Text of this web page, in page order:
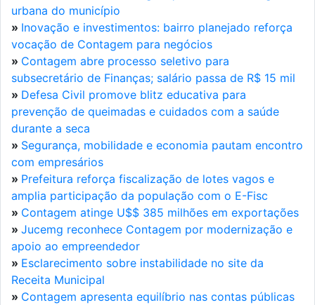
urbana do município
» Inovação e investimentos: bairro planejado reforça
vocação de Contagem para negócios
» Contagem abre processo seletivo para
subsecretário de Finanças; salário passa de R$ 15 mil
» Defesa Civil promove blitz educativa para
prevenção de queimadas e cuidados com a saúde
durante a seca
» Segurança, mobilidade e economia pautam encontro
com empresários
» Prefeitura reforça fiscalização de lotes vagos e
amplia participação da população com o E-Fisc
» Contagem atinge U$$ 385 milhões em exportações
» Jucemg reconhece Contagem por modernização e
apoio ao empreendedor
» Esclarecimento sobre instabilidade no site da
Receita Municipal
» Contagem apresenta equilíbrio nas contas públicas